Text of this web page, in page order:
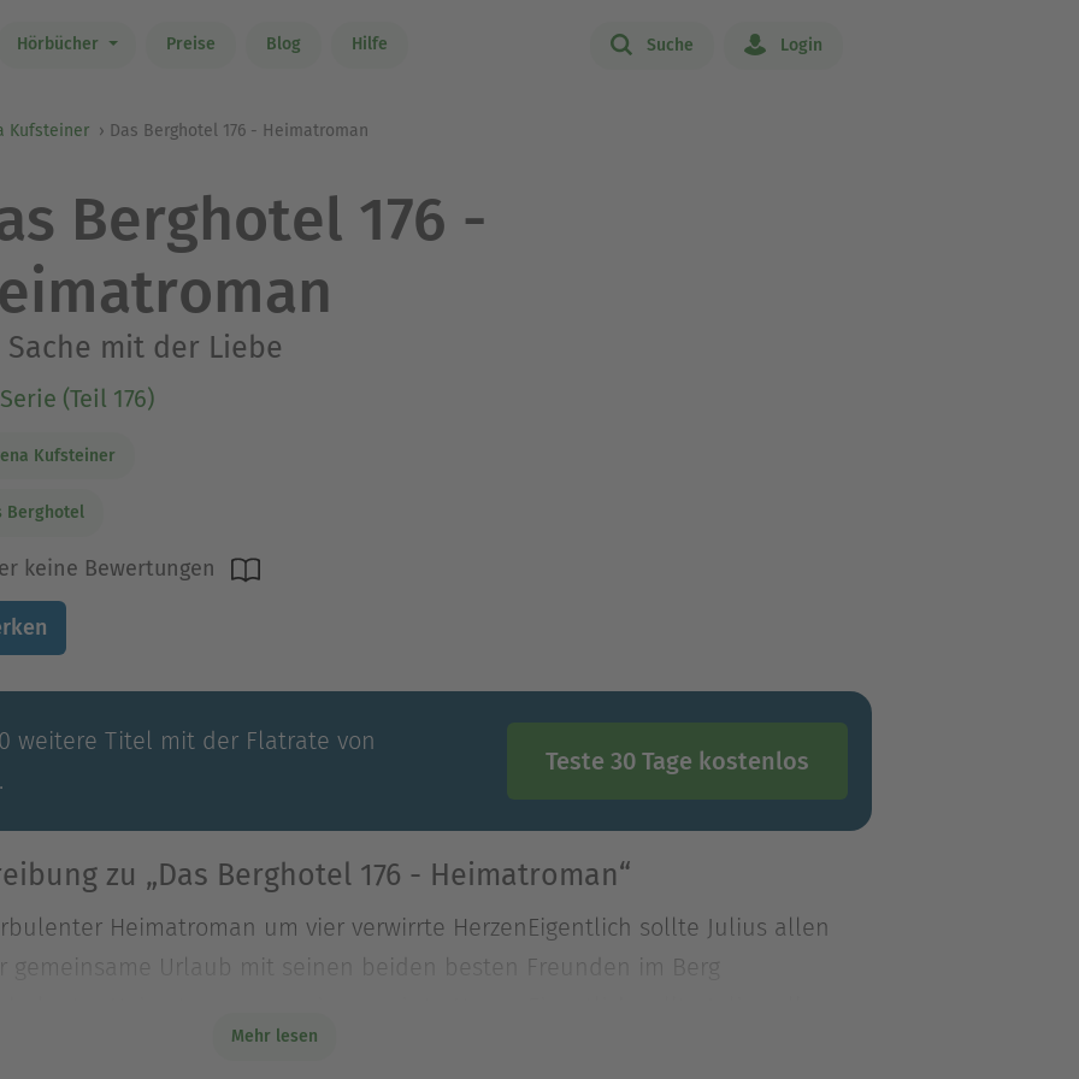
Hörbücher Preise Blog Hilfe Suche Login
Kufsteiner Das Berghotel 176 - Heimatroman
Berghotel 176 -
Sache mit der Liebe
Serie (Teil 176)
Kufsteiner
Berghotel
keine Bewertungen
weitere Titel mit der Flatrate von
Teste 30 Tage kostenlos
zu „Das Berghotel 176 - Heimatroman“
Heimatroman um vier verwirrte HerzenEigentlich sollte Julius allen
gemeinsame Urlaub mit seinen beiden besten Freunden im Berg
gemeinsame Urlaub mit seinen beiden besten Freunden im Berghotel steht
Mehr lesen